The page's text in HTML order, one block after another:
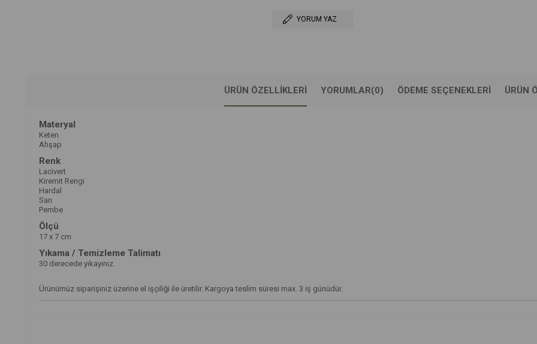
YORUM YAZ
ÜRÜN ÖZELLIKLERI YORUMLAR(0) ÖDEME SEÇENEKLERI ÜRÜN
Materyal
Keten
Ahşap
Renk
Lacivert
Kiremit Rengi
Hardal
Sarı
Pembe
Ölçü
17 x 7 cm
Yıkama / Temizleme Talimatı
30 derecede yıkayınız.
Ürünümüz siparişiniz üzerine el işçiliği ile üretilir. Kargoya teslim süresi max. 3 iş günüdür.